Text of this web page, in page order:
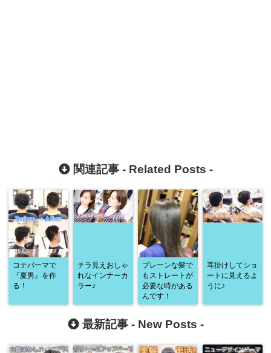
関連記事 - Related Posts -
コテパーマで
『夏男』を作
る！
チラ見えおしゃ
れなインナーカ
ラー♪
プレーンな髪で
もストレートが
必要な時がある
んです！
耳掛けしてショ
ートに見えるよ
うに♪
最新記事 - New Posts -